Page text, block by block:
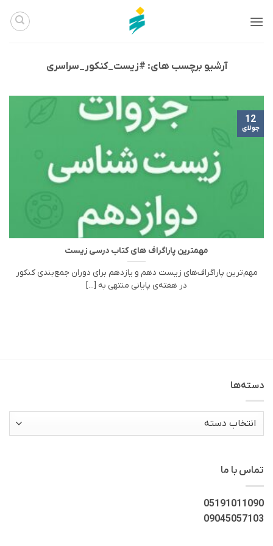
آرشیو برچسب های: #زیست_کنکور_سراسری
مهمترین پاراگراف های کتاب درسی زیست
مهم‌ترین پاراگراف‌های زیست دهم و یازدهم برای دوران جمع‌بندی کنکور
در هفته‌ی پایانی منتهی به [...]
12
جولای
دسته‌ها
دسته‌ها
تماس با ما
05191011090
09045057103